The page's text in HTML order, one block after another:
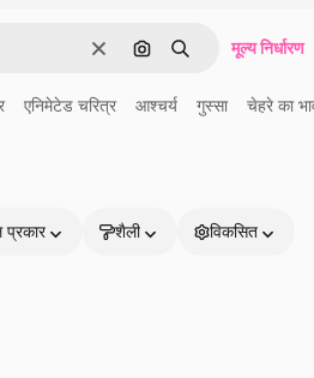
साफ़ इमेज से खोजें
खोजें मूल्य निर्धारण
एनिमेटेड चरित्र आश्चर्य गुस्सा चेहरे का
प्रकार शैली विकसित